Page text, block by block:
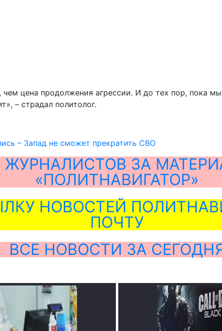
цена продолжения агрессии. И до тех пор, пока
– страдал политолог.
– Запад не сможет прекратить СВО
ЖУРНАЛИСТОВ ЗА
«ПОЛИТНАВИГАТОР»
НОВОСТЕЙ
ПОЧТУ
ВСЕ НОВОСТИ ЗА